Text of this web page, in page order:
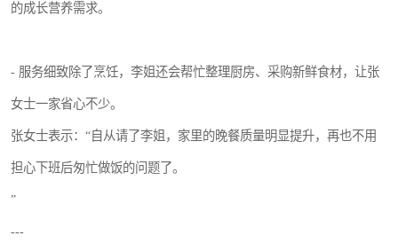
的成长营养需求。
- 服务细致除了烹饪，李姐还会帮忙整理厨房、采购新鲜食材，让张
女士一家省心不少。
张女士表示：“自从请了李姐，家里的晚餐质量明显提升，再也不用
担心下班后匆忙做饭的问题了。
”
---